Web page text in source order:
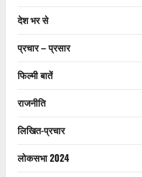
देश भर से
प्रचार – प्रसार
फिल्मी बातें
राजनीति
लिखित-प्रचार
लोकसभा 2024